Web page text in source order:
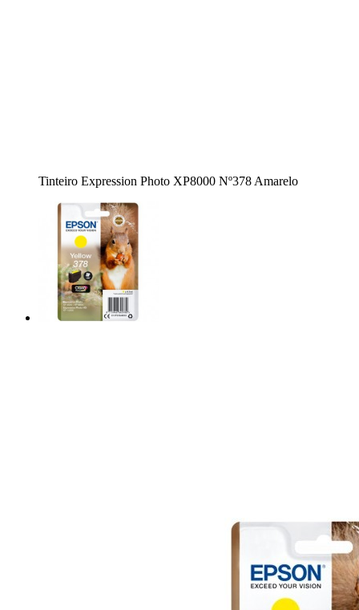
Tinteiro Expression Photo XP8000 Nº378 Amarelo